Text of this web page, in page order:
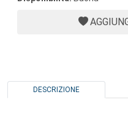
DESCRIZIONE